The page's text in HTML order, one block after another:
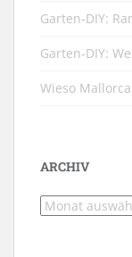
Garten-DIY:
Garten-DIY:
Wieso
ARCHIV
Archiv